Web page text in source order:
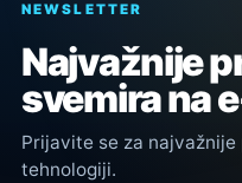
NEWSLETTER
Najvažnije
svemira na
Prijavite se za
tehnologiji.